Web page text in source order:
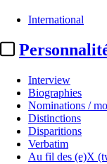
International
Interview
Biographies
Nominations /
Distinctions
Disparitions
Verbatim
Au fil des (e)X